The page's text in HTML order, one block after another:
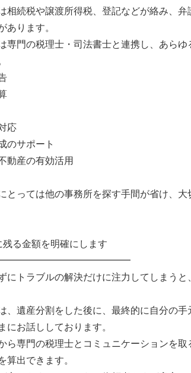
相続税や譲渡所得税、登記などが絡み、
あります。
専門の税理士・司法書士と連携し、あら
応
のサポート
動産の有効活用
とっては他の事務所を探す手間が省け、
残る金額を明確にします
にトラブルの解決だけに注力してしまうと
、遺産分割をした後に、最終的に自分の
にお話ししております。
ら専門の税理士とコミュニケーションを
算出できます。